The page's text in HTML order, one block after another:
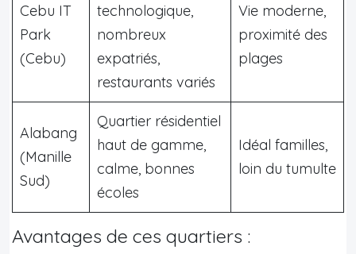
Cebu IT
Park
(Cebu)
technologique,
nombreux
expatriés,
restaurants variés
Vie moderne,
proximité des
plages
Alabang
(Manille
Sud)
Quartier résidentiel
haut de gamme,
calme, bonnes
écoles
Idéal familles,
loin du tumulte
Avantages de ces quartiers :